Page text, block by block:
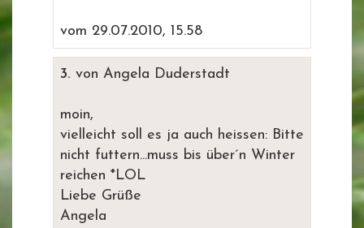
vom 29.07.2010, 15.58
3. von Angela Duderstadt
moin,
vielleicht soll es ja auch heissen: Bitte
nicht futtern...muss bis über´n Winter
reichen *LOL
Liebe Grüße
Angela